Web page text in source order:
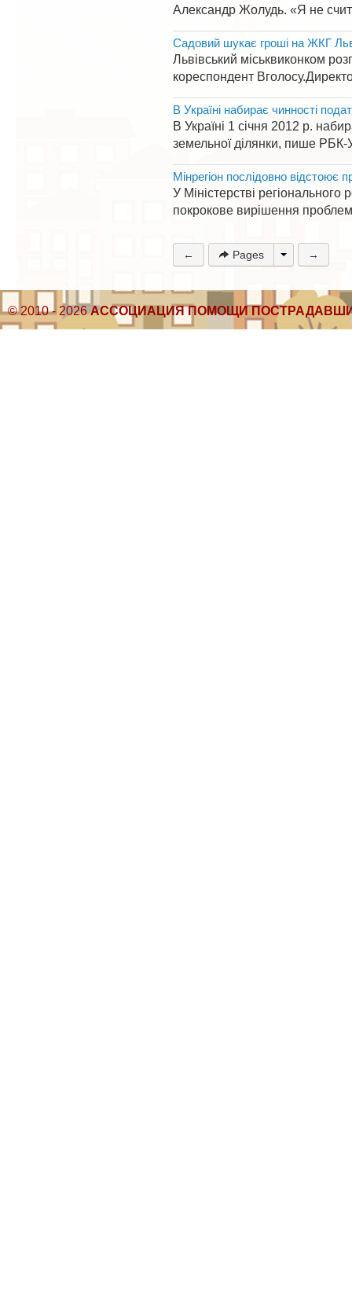
Александр Жолудь. «Я не
Садовий шукає гроші на ЖКГ
Львівський міськвиконком
кореспондент
В Україні набирає чинності
В Україні 1 січня 2012 р.
земельної ділянки, пише РБК-
Мінрегіон послідовно відстоює
У Міністерстві
покрокове вирішення
← Pages →
© 2010 - 2026АССОЦИАЦИЯ ПОМОЩИ